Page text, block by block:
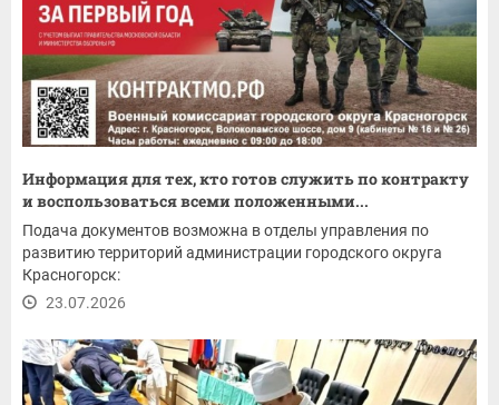
Информация для тех, кто готов служить по контракту
и воспользоваться всеми положенными...
Подача документов возможна в отделы управления по
развитию территорий администрации городского округа
Красногорск:
23.07.2026